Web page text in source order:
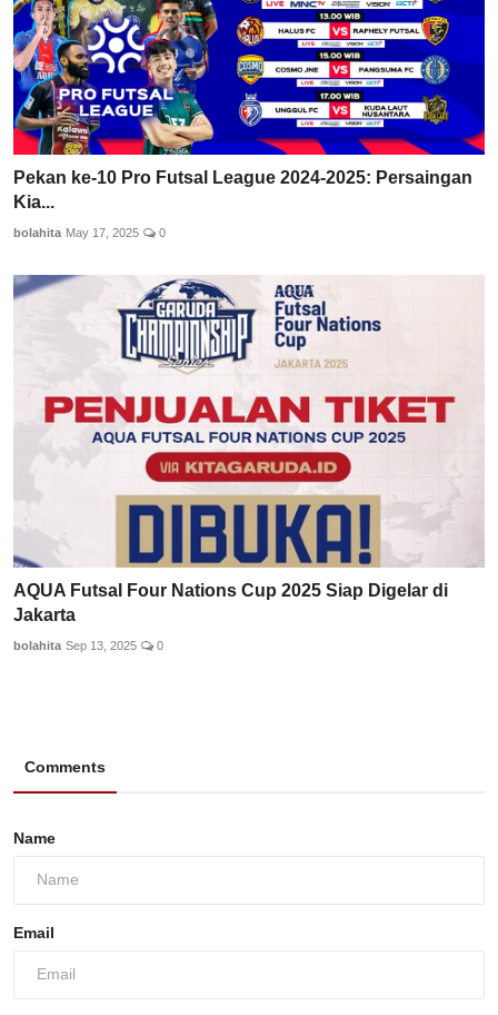
Pekan ke-10 Pro Futsal League 2024-2025: Persaingan
Kia...
bolahita May 17, 2025 0
AQUA Futsal Four Nations Cup 2025 Siap Digelar di
Jakarta
bolahita Sep 13, 2025 0
Comments
Name
Email